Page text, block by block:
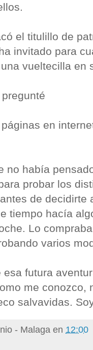
el titulillo de
invitado para
vueltecilla en
en
no había
probar los
de decidirte
tiempo hacía
Lo
varios
esa futura
me conozco,
salvavidas.
- Malaga en 12:00